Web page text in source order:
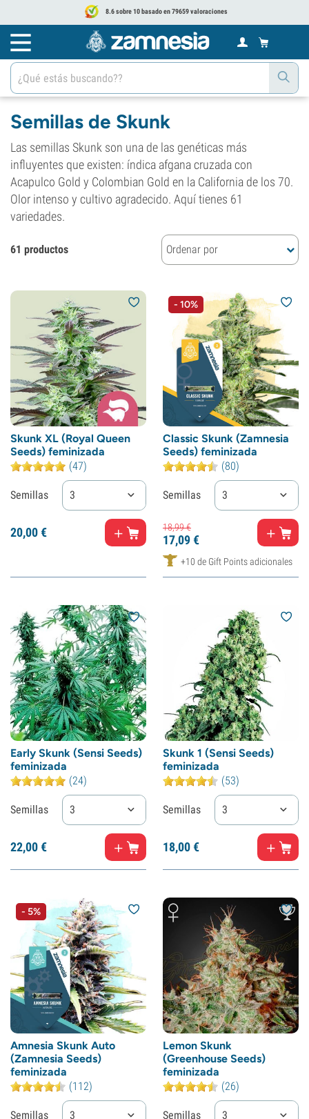
8.6 sobre 10 basado en 79659 valoraciones
Semillas de Skunk
Las semillas Skunk son una de las genéticas más
influyentes que existen: índica afgana cruzada con
Acapulco Gold y Colombian Gold en la California de los 70.
Olor intenso y cultivo agradecido. Aquí tienes 61
variedades.
61 productos Ordenar por
Skunk XL (Royal Queen
Seeds) feminizada
(47)
Semillas 3
20,00€
- 10%
Classic Skunk (Zamnesia
Seeds) feminizada
(80)
Semillas 3
18,99€
17,09€
+10 de Gift Points adicionales
Early Skunk (Sensi Seeds)
feminizada
(24)
Semillas 3
22,00€
Skunk 1 (Sensi Seeds)
feminizada
(53)
Semillas 3
18,00€
- 5%
Amnesia Skunk Auto
(Zamnesia Seeds)
feminizada
(112)
Semillas 3
Lemon Skunk
(Greenhouse Seeds)
feminizada
(26)
Semillas 3